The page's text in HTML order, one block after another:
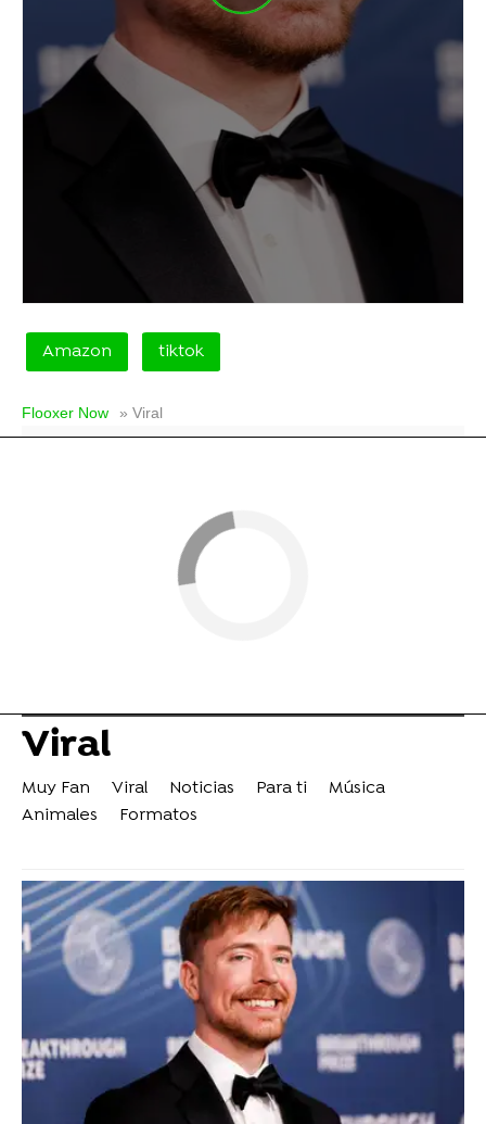
Amazon tiktok
Flooxer Now » Viral
Viral
Muy Fan Viral Noticias Para ti
Música
Animales
Formatos